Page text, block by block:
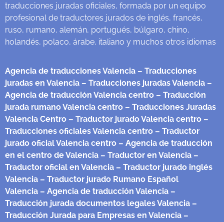
traducciones juradas oficiales, formada por un equipo
profesional de traductores jurados de inglés, francés,
ruso, rumano, alemán, portugués, búlgaro, chino,
holandés, polaco, árabe, italiano y muchos otros idiomas
Agencia de traducciones Valencia – Traducciones
juradas en Valencia – Traducciones juradas Valencia –
Agencia de traducción Valencia centro – Traducción
jurada rumano Valencia centro – Traducciones Juradas
Valencia Centro – Traductor jurado Valencia centro –
Traducciones oficiales Valencia centro – Traductor
jurado oficial Valencia centro – Agencia de traducción
en el centro de Valencia – Traductor en Valencia –
Traductor oficial en Valencia – Traductor jurado inglés
Valencia – Traductor jurado Rumano Español
Valencia – Agencia de traducción Valencia –
Traducción jurada documentos legales Valencia –
Traducción Jurada para Empresas en Valencia –